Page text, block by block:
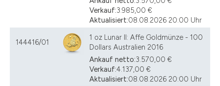
Verkauf:3.985,00 €
Aktualisiert:08.08.2026 20:00 Uhr
144416/01
1 oz Lunar II: Affe Goldmünze - 100
Dollars Australien 2016
Ankauf netto:3.570,00 €
Verkauf:4.137,00 €
Aktualisiert:08.08.2026 20:00 Uhr